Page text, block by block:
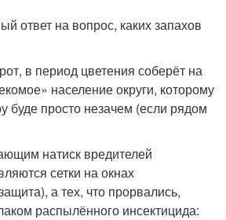
ответ на вопрос, каких запахов
в период цветения соберёт на
население округи, которому
буде просто незачем (если рядом
натиск вредителей
сетки на окнах
а тех, что прорвались,
распылённого инсектицида: